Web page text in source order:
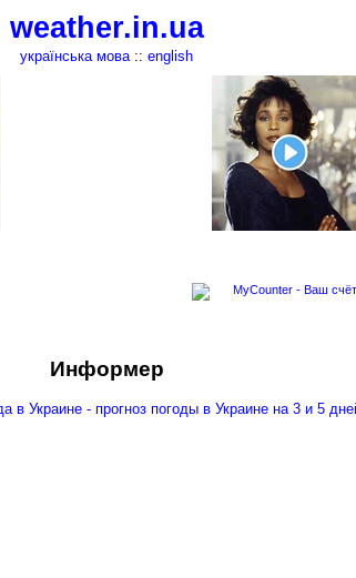
weather.in.ua
українська мова:: english
Информер